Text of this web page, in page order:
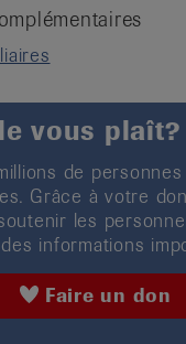
vous plaît?
de
Grâce à votre
les
informations
Faire un don